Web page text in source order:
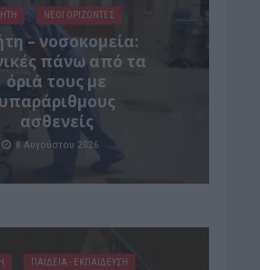
ΝΕΟΙ ΟΡΙΖΟΝΤΕΣ
– νοσοκομεία:
πάνω από τα
όριά τους με
υπαράριθμους
ασθενείς
8 Αυγούστου 2026
ΠΑΙΔΕΙΑ - ΕΚΠΑΙΔΕΥΣΗ